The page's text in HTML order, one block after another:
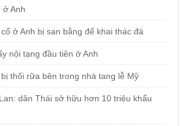
ở Anh
ở Anh bị san bằng để khai thác đá
nội tạng đầu tiên ở Anh
thối rữa bên trong nhà tang lễ Mỹ
dân Thái sở hữu hơn 10 triệu khẩu